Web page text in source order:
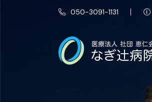
050-3091-1131